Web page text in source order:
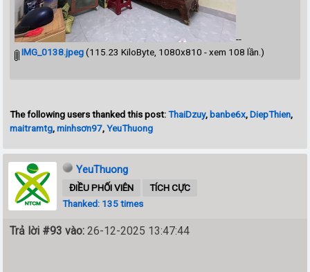
--
IMG_0138.jpeg(115.23 KiloByte, 1080x810 - xem 108 lần.)
The following users thanked this post:ThaiDzuy, banbe6x,DiepThien,
maitramtg,minhsơn97,YeuThuong
YeuThuong
ĐIỀU PHỐI VIÊN
TÍCH CỰC
Thanked: 135 times
Trả lời #93 vào: 26-12-2025 13:47:44